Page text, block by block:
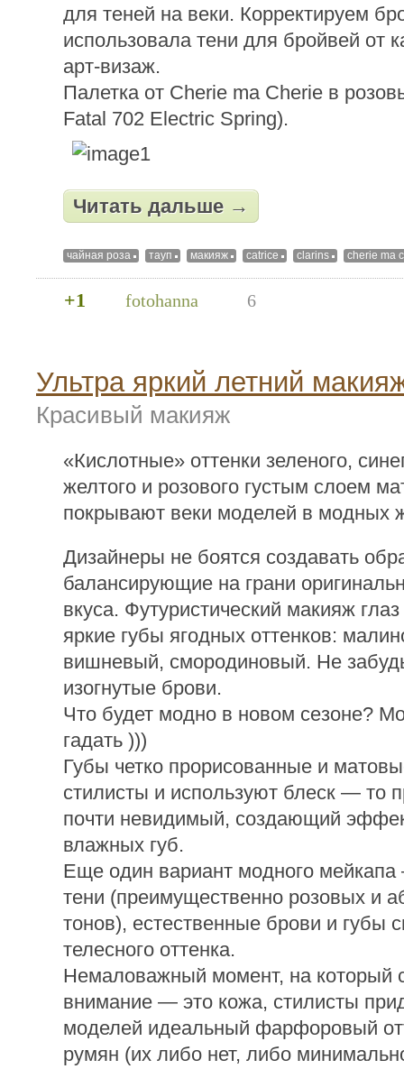
для теней на веки. Корректируем
использовала тени для бройвей от
арт-визаж.
Палетка от Cherie ma Cherie в
Fatal 702 Electric Spring).
Читать дальше →
чайная роза тауп макияж catrice clarins cherie ma
+1 fotohanna 6
Ультра яркий летний
Красивый макияж
«Кислотные» оттенки зеленого,
желтого и розового густым слоем
покрывают веки моделей в модных
Дизайнеры не боятся создавать
балансирующие на грани
вкуса. Футуристический макияж
яркие губы ягодных оттенков:
вишневый, смородиновый. Не
изогнутые брови.
Что будет модно в новом сезоне?
гадать )))
Губы четко прорисованные и
стилисты и используют блеск — то
почти невидимый, создающий
влажных губ.
Еще один вариант модного мейкапа
тени (преимущественно розовых и
тонов), естественные брови и губы
телесного оттенка.
Немаловажный момент, на который
внимание — это кожа, стилисты
моделей идеальный фарфоровый
румян (их либо нет, либо